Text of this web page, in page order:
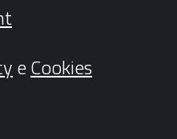
eCookies